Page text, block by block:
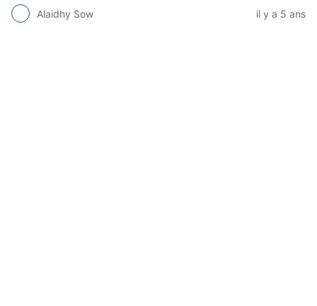
Alaidhy Sow il y a 5 ans